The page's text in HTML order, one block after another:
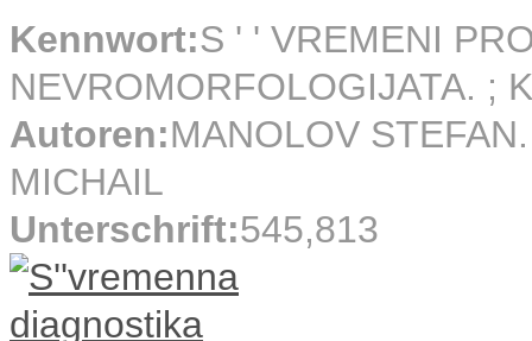
Kennwort:S ' ' VREMENI
NEVROMORFOLOGIJATA. ;
Autoren:MANOLOV
MICHAIL
Unterschrift:545,813